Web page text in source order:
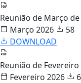
Reunião de Março de
Março 2026
58
DOWNLOAD
Reunião de
Fevereiro 2026